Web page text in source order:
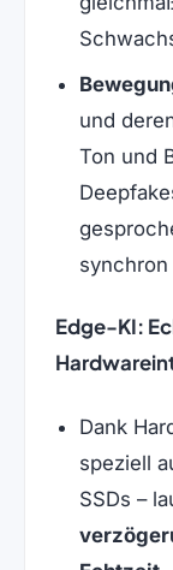
und
Ton und
synchron
Edge-KI:
Dank
speziell
SSDs –